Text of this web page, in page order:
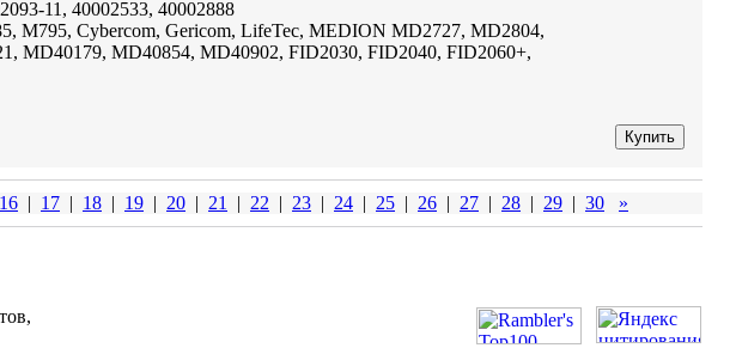
11, 40002533, 40002888
M795, Cybercom, Gericom, LifeTec, MEDION MD2727, MD2804,
MD40179, MD40854, MD40902, FID2030, FID2040, FID2060+,
Купить
16 | 17 | 18 | 19 | 20 | 21 | 22 | 23 | 24 | 25 | 26 | 27 | 28 | 29 | 30 »